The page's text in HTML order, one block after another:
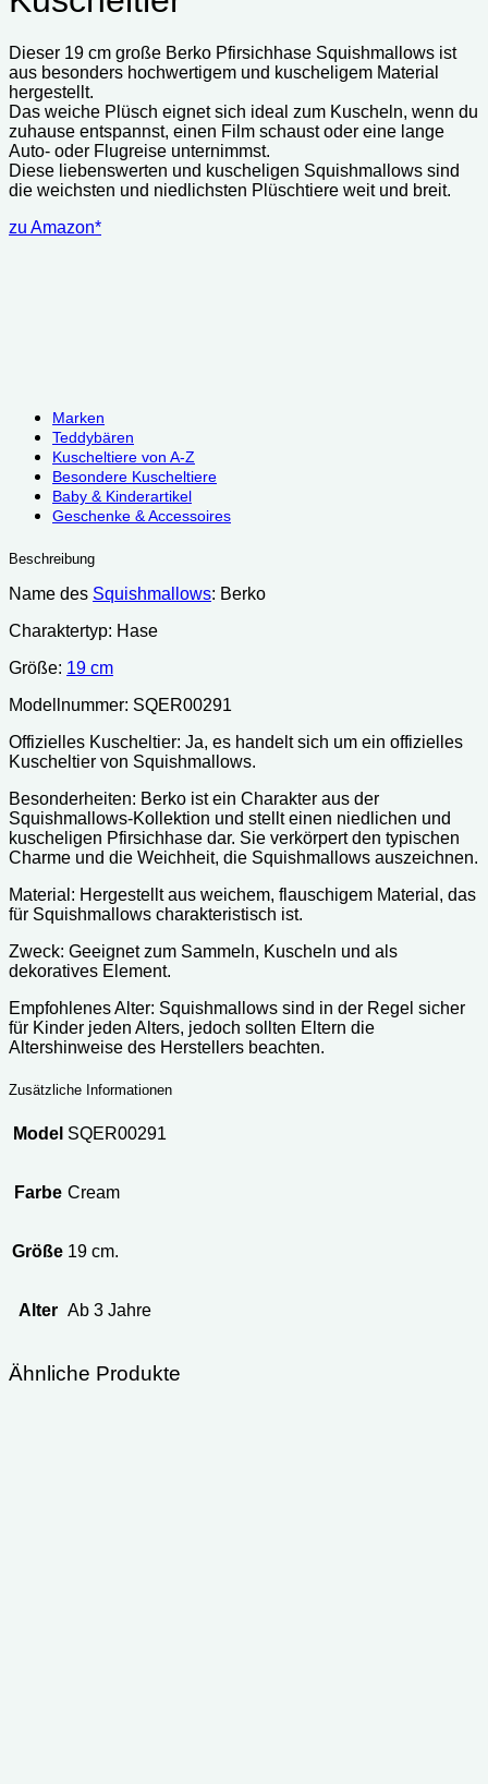
Dieser 19 cm große Berko Pfirsichhase Squishmallows ist
aus besonders hochwertigem und kuscheligem Material
hergestellt.
Das weiche Plüsch eignet sich ideal zum Kuscheln, wenn du
zuhause entspannst, einen Film schaust oder eine lange
Auto- oder Flugreise unternimmst.
Diese liebenswerten und kuscheligen Squishmallows sind
die weichsten und niedlichsten Plüschtiere weit und breit.
zu Amazon*
Marken
Teddybären
Kuscheltiere von A-Z
Besondere Kuscheltiere
Baby & Kinderartikel
Geschenke & Accessoires
Beschreibung
Name des Squishmallows: Berko
Charaktertyp: Hase
Größe: 19 cm
Modellnummer: SQER00291
Offizielles Kuscheltier: Ja, es handelt sich um ein offizielles
Kuscheltier von Squishmallows.
Besonderheiten: Berko ist ein Charakter aus der
Squishmallows-Kollektion und stellt einen niedlichen und
kuscheligen Pfirsichhase dar. Sie verkörpert den typischen
Charme und die Weichheit, die Squishmallows auszeichnen.
Material: Hergestellt aus weichem, flauschigem Material, das
für Squishmallows charakteristisch ist.
Zweck: Geeignet zum Sammeln, Kuscheln und als
dekoratives Element.
Empfohlenes Alter: Squishmallows sind in der Regel sicher
für Kinder jeden Alters, jedoch sollten Eltern die
Altershinweise des Herstellers beachten.
Zusätzliche Informationen
Model SQER00291
Farbe Cream
Größe 19 cm.
Alter Ab 3 Jahre
Ähnliche Produkte